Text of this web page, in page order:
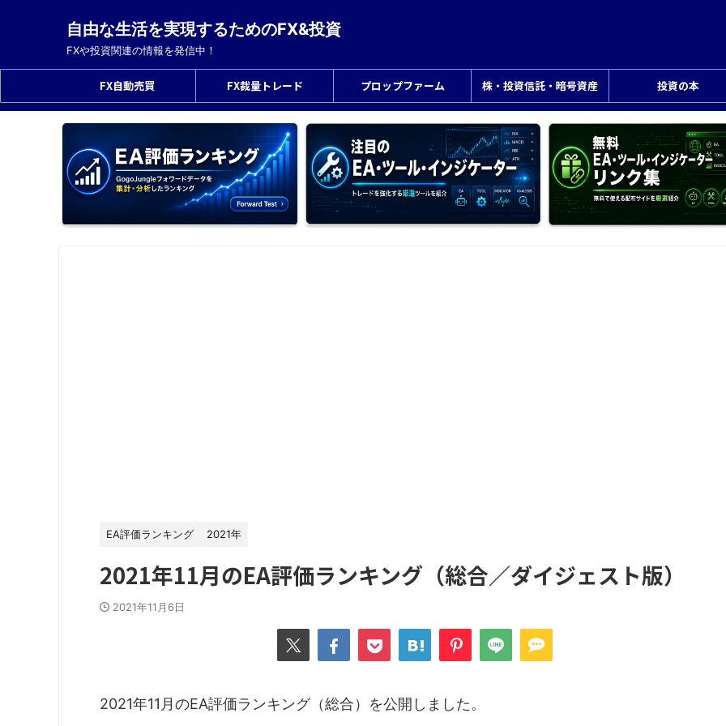
自由な生活を実現するためのFX&投資
FXや投資関連の情報を発信中！
FX自動売買 FX裁量トレード プロップファーム 株・投資信託・暗号資産 投資の本
EA評価ランキング 2021年
2021年11月のEA評価ランキング（総合／ダイジェスト版）
2021年11月6日
2021年11月のEA評価ランキング（総合）を公開しました。